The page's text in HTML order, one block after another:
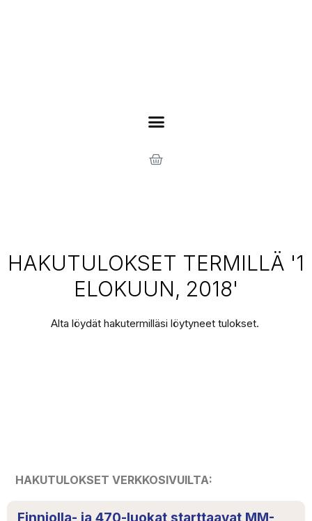
HAKUTULOKSET TERMILLÄ '1
ELOKUUN, 2018'
Alta löydät hakutermilläsi löytyneet tulokset.
HAKUTULOKSET VERKKOSIVUILTA:
Finnjolla- ja 470-luokat starttaavat MM-